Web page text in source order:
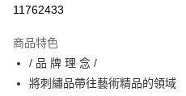
Google Pay
全盈+PAY
11762433
商品特色
/ 品 牌 理 念 /
將刺繡品帶往藝術精品的領域